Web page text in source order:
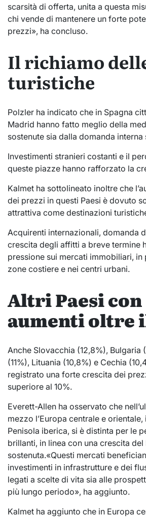
scarsità di offerta, unita a questa
chi vende di mantenere un forte
prezzi», ha concluso.
Il richiamo
turistiche
Polzler ha indicato che in Spagna
Madrid hanno fatto meglio della
sostenute sia dalla domanda interna
Investimenti stranieri costanti e il
queste piazze hanno rafforzato la
Kalmet ha sottolineato inoltre che
dei prezzi in questi Paesi è dovuto
attrattiva come destinazioni
Acquirenti internazionali, domanda
crescita degli affitti a breve termine
pressione sui mercati immobiliari, in
zone costiere e nei centri urbani.
Altri Paesi con
aumenti oltre
Anche Slovacchia (12,8%), Bulgaria
(11%), Lituania (10,8%) e Cechia
registrato una forte crescita dei
superiore al 10%.
Everett-Allen ha osservato che
mezzo l’Europa centrale e orientale,
Penisola iberica, si è distinta per le
brillanti, in linea con una crescita del
sostenuta.«Questi mercati
investimenti in infrastrutture e dei
legati a scelte di vita sia alle
più lungo periodo», ha aggiunto.
Kalmet ha aggiunto che in Europa